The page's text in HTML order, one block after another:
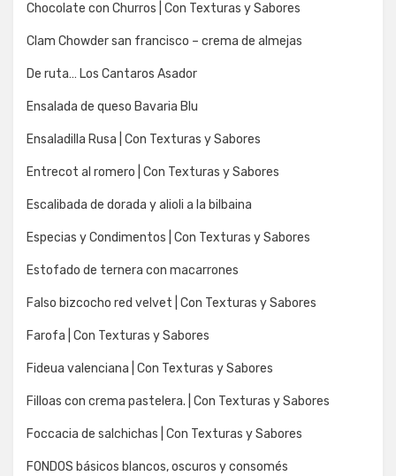
Chocolate con Churros | Con Texturas y Sabores
Clam Chowder san francisco – crema de almejas
De ruta… Los Cantaros Asador
Ensalada de queso Bavaria Blu
Ensaladilla Rusa | Con Texturas y Sabores
Entrecot al romero | Con Texturas y Sabores
Escalibada de dorada y alioli a la bilbaina
Especias y Condimentos | Con Texturas y Sabores
Estofado de ternera con macarrones
Falso bizcocho red velvet | Con Texturas y Sabores
Farofa | Con Texturas y Sabores
Fideua valenciana | Con Texturas y Sabores
Filloas con crema pastelera. | Con Texturas y Sabores
Foccacia de salchichas | Con Texturas y Sabores
FONDOS básicos blancos, oscuros y consomés